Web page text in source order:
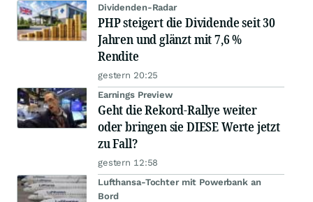
Dividenden-Radar
PHP steigert die Dividende seit 30
Jahren und glänzt mit 7,6 %
Rendite
gestern 20:25
Earnings Preview
Geht die Rekord-Rallye weiter
oder bringen sie DIESE Werte jetzt
zu Fall?
gestern 12:58
Lufthansa-Tochter mit Powerbank an
Bord